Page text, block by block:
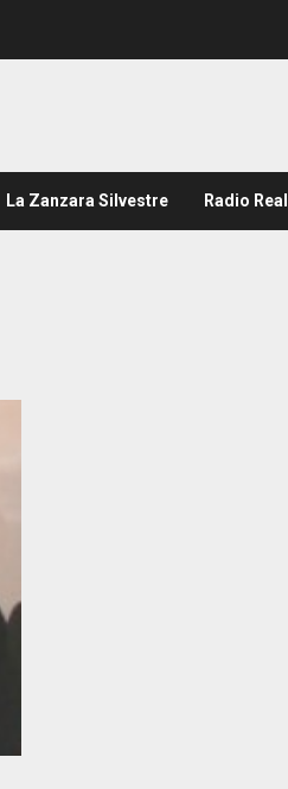
La Zanzara Silvestre Radio